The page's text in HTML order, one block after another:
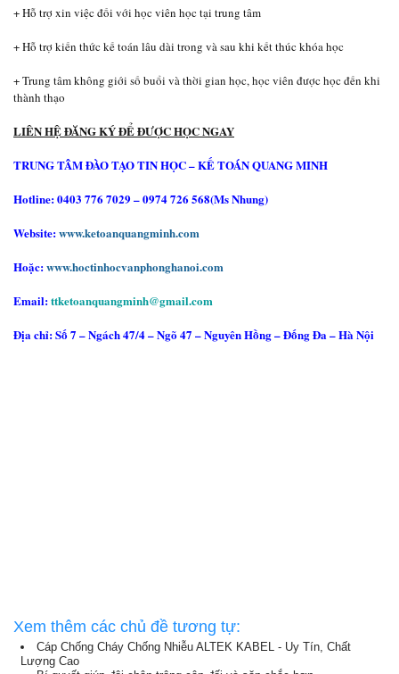
+ Hỗ trợ xin việc đối với học viên học tại trung tâm
+ Hỗ trợ kiến thức kế toán lâu dài trong và sau khi kết thúc khóa học
+ Trung tâm không giới số buổi và thời gian học, học viên được học đến khi
thành thạo
LIÊN HỆ ĐĂNG KÝ ĐỂ ĐƯỢC HỌC NGAY
TRUNG TÂM ĐÀO TẠO TIN HỌC – KẾ TOÁN QUANG MINH
Hotline: 0403 776 7029 – 0974 726 568(Ms Nhung)
Website:www.ketoanquangminh.com
Hoặc:www.hoctinhocvanphonghanoi.com
Email:ttketoanquangminh@gmail.com
Địa chỉ: Số 7 – Ngách 47/4 – Ngõ 47 – Nguyên Hồng – Đống Đa – Hà Nội
Xem thêm các chủ đề tương tự:
Cáp Chống Cháy Chống Nhiễu ALTEK KABEL - Uy Tín, Chất
Lượng Cao